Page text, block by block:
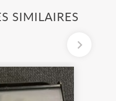
SIMILAIRES